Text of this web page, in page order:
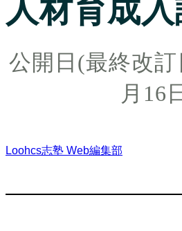
人材育成入
月16
Loohcs志塾 Web編集部